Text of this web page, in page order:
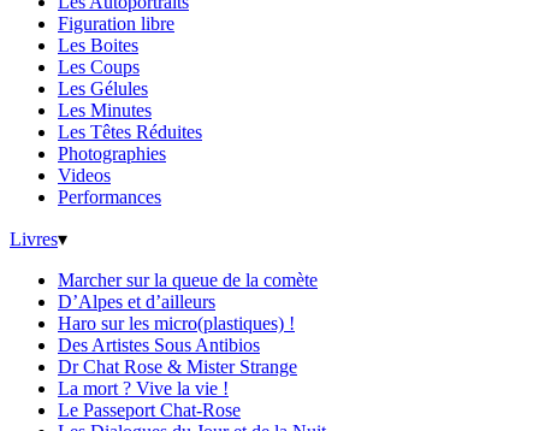
Figuration libre
Les Boites
Les Coups
Les Gélules
Les Minutes
Les Têtes Réduites
Photographies
Videos
Performances
Livres▾
Marcher sur la queue de la comète
D’Alpes et d’ailleurs
Haro sur les micro(plastiques) !
Des Artistes Sous Antibios
Dr Chat Rose & Mister Strange
La mort ? Vive la vie !
Le Passeport Chat-Rose